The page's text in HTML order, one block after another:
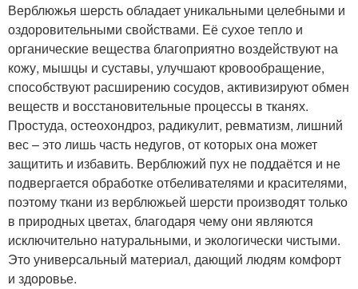
Верблюжья шерсть обладает уникальными целебными и
оздоровительными свойствами. Её сухое тепло и
органические вещества благоприятно воздействуют на
кожу, мышцы и суставы, улучшают кровообращение,
способствуют расширению сосудов, активизируют обмен
веществ и восстановительные процессы в тканях.
Простуда, остеохондроз, радикулит, ревматизм, лишний
вес – это лишь часть недугов, от которых она может
защитить и избавить. Верблюжий пух не поддаётся и не
подвергается обработке отбеливателями и красителями,
поэтому ткани из верблюжьей шерсти производят только
в природных цветах, благодаря чему они являются
исключительно натуральными, и экологически чистыми.
Это универсальный материал, дающий людям комфорт
и здоровье.